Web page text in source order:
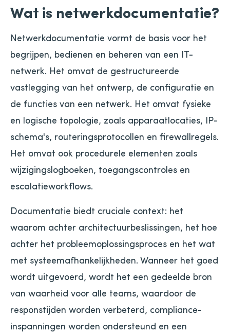
Wat is netwerkdocumentatie?
Netwerkdocumentatie vormt de basis voor het
begrijpen, bedienen en beheren van een IT-
netwerk. Het omvat de gestructureerde
vastlegging van het ontwerp, de configuratie en
de functies van een netwerk. Het omvat fysieke
en logische topologie, zoals apparaatlocaties, IP-
schema's, routeringsprotocollen en firewallregels.
Het omvat ook procedurele elementen zoals
wijzigingslogboeken, toegangscontroles en
escalatieworkflows.
Documentatie biedt cruciale context: het
waarom achter architectuurbeslissingen, het hoe
achter het probleemoplossingsproces en het wat
met systeemafhankelijkheden. Wanneer het goed
wordt uitgevoerd, wordt het een gedeelde bron
van waarheid voor alle teams, waardoor de
responstijden worden verbeterd, compliance-
inspanningen worden ondersteund en een